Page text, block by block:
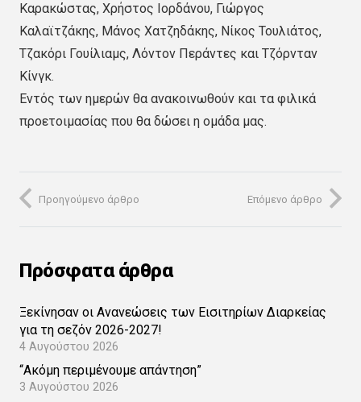
Καρακώστας, Χρήστος Ιορδάνου, Γιώργος
Καλαϊτζάκης, Μάνος Χατζηδάκης, Νίκος Τουλιάτος,
Τζακόρι Γουίλιαμς, Λόντον Περάντες και Τζόρνταν
Κίνγκ.
Εντός των ημερών θα ανακοινωθούν και τα φιλικά
προετοιμασίας που θα δώσει η ομάδα μας.
Προηγούμενο άρθρο Επόμενο άρθρο
Πρόσφατα άρθρα
Ξεκίνησαν οι Ανανεώσεις των Εισιτηρίων Διαρκείας
για τη σεζόν 2026-2027!
4 Αυγούστου 2026
“Ακόμη περιμένουμε απάντηση”
3 Αυγούστου 2026